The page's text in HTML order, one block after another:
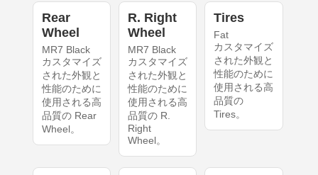
Rear
Wheel
MR7 Black
カスタマイズ
された外観と
性能のために
使用される高
品質の Rear
Wheel。
R. Right
Wheel
MR7 Black
カスタマイズ
された外観と
性能のために
使用される高
品質の R.
Right
Wheel。
Tires
Fat
カスタマイズ
された外観と
性能のために
使用される高
品質の
Tires。